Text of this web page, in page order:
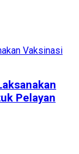
Pelayan